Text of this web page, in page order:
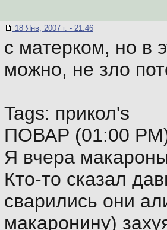
18 Янв, 2007 г. - 21:46
с матерком, но в
можно, не зло
Tags: прикол's
ПОВАР (01:00
Я вчера
Кто-то сказал
сварились они
макаронину)